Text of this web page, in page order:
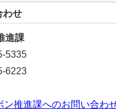
わせ
進課
5335
6223
推進課へのお問い合わ